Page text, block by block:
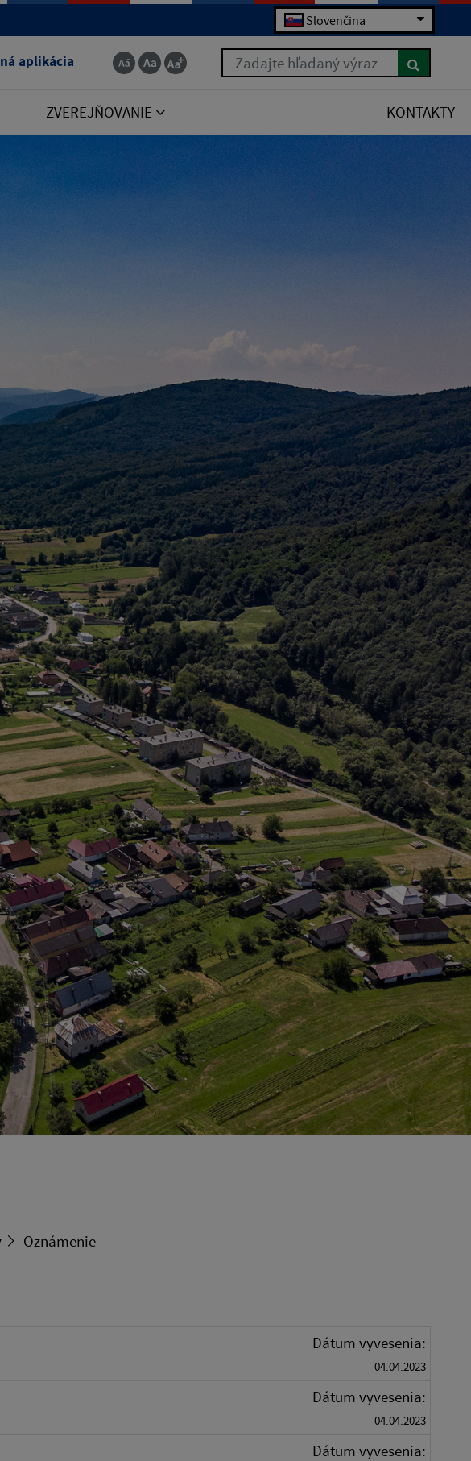
Slovenčina
aplikácia Zadajte hľadaný výraz
ZVEREJŇOVANIE KONTAKTY
Oznámenie
Dátum vyvesenia:
04.04.2023
Dátum vyvesenia:
04.04.2023
Dátum vyvesenia: